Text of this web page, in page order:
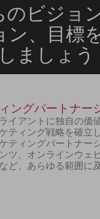
ビジョ
ン、目標
しましょう
ングパートナー
イアントに独自の価
ティング戦略を確立
ティングパートナー
ツ、オンラインウェ
ど、あらゆる範囲に